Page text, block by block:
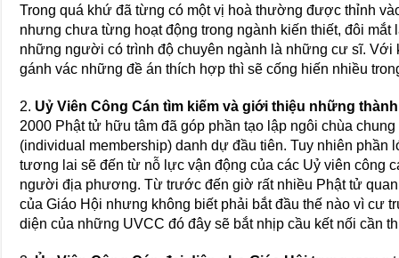
Trong quá khứ đã từng có một vị hoà thường được thỉnh
nhưng chưa từng hoạt động trong ngành kiến thiết, đôi
những người có trình độ chuyên ngành là những cư sĩ. Với
gánh vác những đề án thích hợp thì sẽ cống hiến nhiều
2. Uỷ Viên Công Cán tìm kiếm và giới thiệu những
2000 Phật tử hữu tâm đã góp phần tạo lập ngôi chùa
(individual membership) danh dự đầu tiên. Tuy nhiên phần
tương lai sẽ đến từ nỗ lực vận động của các Uỷ viên công
người địa phương. Từ trước đến giờ rất nhiều Phật tử
của Giáo Hội nhưng không biết phải bắt đầu thế nào vì cư
diện của những UVCC đó đây sẽ bắt nhịp cầu kết nối cần